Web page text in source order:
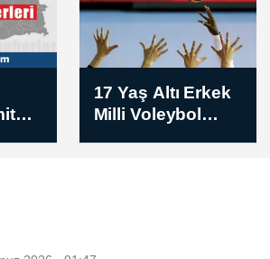
Spot piyasada
doğal gaz fiyatları